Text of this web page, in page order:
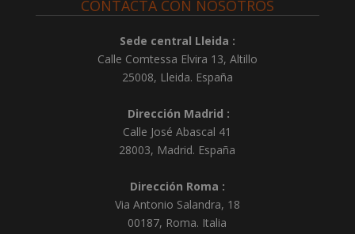
CONTACTA CON NOSOTROS
Sede central Lleida :
Calle Comtessa Elvira 13, Altillo
25008, Lleida. España
Dirección Madrid :
Calle José Abascal 41
28003, Madrid. España
Dirección Roma :
Via Antonio Salandra, 18
00187, Roma. Italia